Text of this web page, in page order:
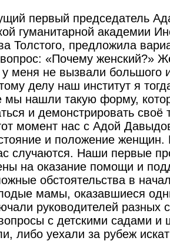
первый председатель
гуманитарной академии
Толстого, предложила
«Почему женский?»
у меня не вызвали большого
делу наш институт я
мы нашли такую форму,
и демонстрировать своё
момент нас с Адой
и положение
случаются. Наши первые
на оказание помощи и
обстоятельства в
мамы, оказавшиеся
руководителей разных
с детскими садами
либо уехали за рубеж